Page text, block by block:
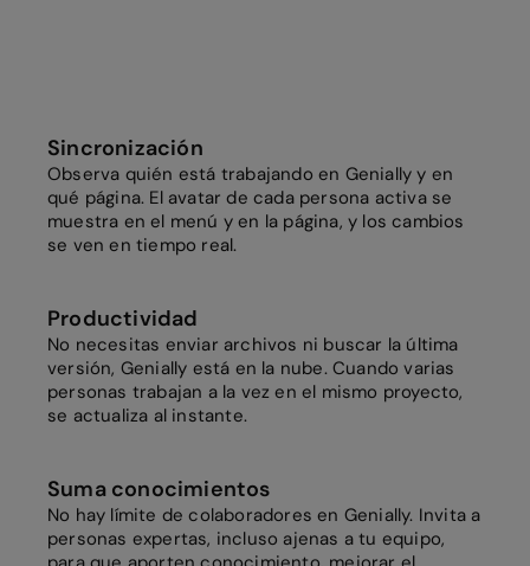
Sincronización
Observa quién está trabajando en Genially y en
qué página. El avatar de cada persona activa se
muestra en el menú y en la página, y los cambios
se ven en tiempo real.
Productividad
No necesitas enviar archivos ni buscar la última
versión, Genially está en la nube. Cuando varias
personas trabajan a la vez en el mismo proyecto,
se actualiza al instante.
Suma conocimientos
No hay límite de colaboradores en Genially. Invita a
personas expertas, incluso ajenas a tu equipo,